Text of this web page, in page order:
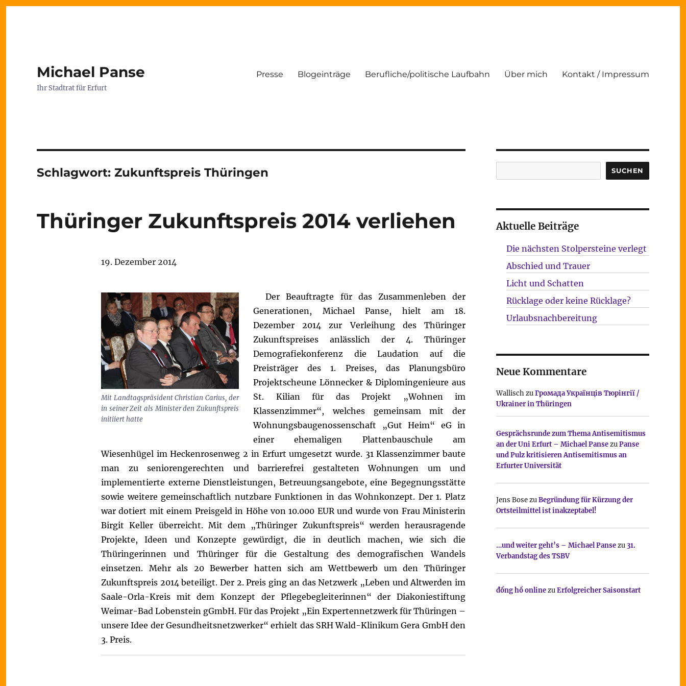
Michael Panse
Ihr Stadtrat für Erfurt
Presse Blogeinträge Berufliche/politische Laufbahn Über mich Kontakt / Impressum
Schlagwort: Zukunftspreis Thüringen
Thüringer Zukunftspreis 2014 verliehen
19. Dezember 2014
Mit Landtagspräsident Christian Carius, der
in seiner Zeit als Minister den Zukunftspreis
initiiert hatte
Der Beauftragte für das Zusammenleben der
Generationen, Michael Panse, hielt am 18.
Dezember 2014 zur Verleihung des Thüringer
Zukunftspreises anlässlich der 4. Thüringer
Demografiekonferenz die Laudation auf die
Preisträger des 1. Preises, das Planungsbüro
Projektscheune Lönnecker & Diplomingenieure aus
St. Kilian für das Projekt „Wohnen im
Klassenzimmer“, welches gemeinsam mit der
Wohnungsbaugenossenschaft „Gut Heim“ eG in
einer ehemaligen Plattenbauschule am
Wiesenhügel im Heckenrosenweg 2 in Erfurt umgesetzt wurde. 31 Klassenzimmer baute
man zu seniorengerechten und barrierefrei gestalteten Wohnungen um und
implementierte externe Dienstleistungen, Betreuungsangebote, eine Begegnungsstätte
sowie weitere gemeinschaftlich nutzbare Funktionen in das Wohnkonzept. Der 1. Platz
war dotiert mit einem Preisgeld in Höhe von 10.000 EUR und wurde von Frau Ministerin
Birgit Keller überreicht. Mit dem „Thüringer Zukunftspreis“ werden herausragende
Projekte, Ideen und Konzepte gewürdigt, die in deutlich machen, wie sich die
Thüringerinnen und Thüringer für die Gestaltung des demografischen Wandels
einsetzen. Mehr als 20 Bewerber hatten sich am Wettbewerb um den Thüringer
Zukunftspreis 2014 beteiligt. Der 2. Preis ging an das Netzwerk „Leben und Altwerden im
Saale-Orla-Kreis mit dem Konzept der Pflegebegleiterinnen“ der Diakoniestiftung
Weimar-Bad Lobenstein gGmbH. Für das Projekt „Ein Expertennetzwerk für Thüringen –
unsere Idee der Gesundheitsnetzwerker“ erhielt das SRH Wald-Klinikum Gera GmbH den
3. Preis.
SUCHEN
Aktuelle Beiträge
Die nächsten Stolpersteine verlegt
Abschied und Trauer
Licht und Schatten
Rücklage oder keine Rücklage?
Urlaubsnachbereitung
Neue Kommentare
WallischzuГромада Українців Тюрінгії /
Ukrainer in Thüringen
Gesprächsrunde zum Thema Antisemitismus
an der Uni Erfurt – Michael PansezuPanse
und Pulz kritisieren Antisemitismus an
Erfurter Universität
Jens BosezuBegründung für Kürzung der
Ortsteilmittel ist inakzeptabel!
…und weiter geht’s – Michael Pansezu31.
Verbandstag des TSBV
đồng hồ onlinezuErfolgreicher Saisonstart